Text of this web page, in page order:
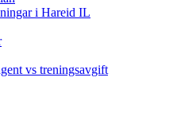
i Hareid IL
vs treningsavgift